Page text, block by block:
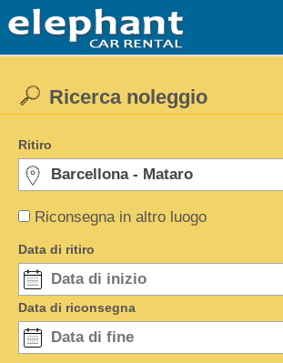
Riconsegna in altro luogo
Ricerca noleggio
Ritiro
Data di ritiro
Data di riconsegna